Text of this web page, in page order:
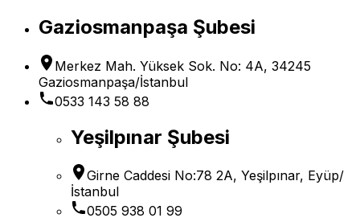
Gaziosmanpaşa Şubesi
Merkez Mah. Yüksek Sok. No: 4A, 34245
Gaziosmanpaşa/İstanbul
0533 143 58 88
Yeşilpınar Şubesi
Girne Caddesi No:78 2A, Yeşilpınar, Eyüp/
İstanbul
0505 938 01 99